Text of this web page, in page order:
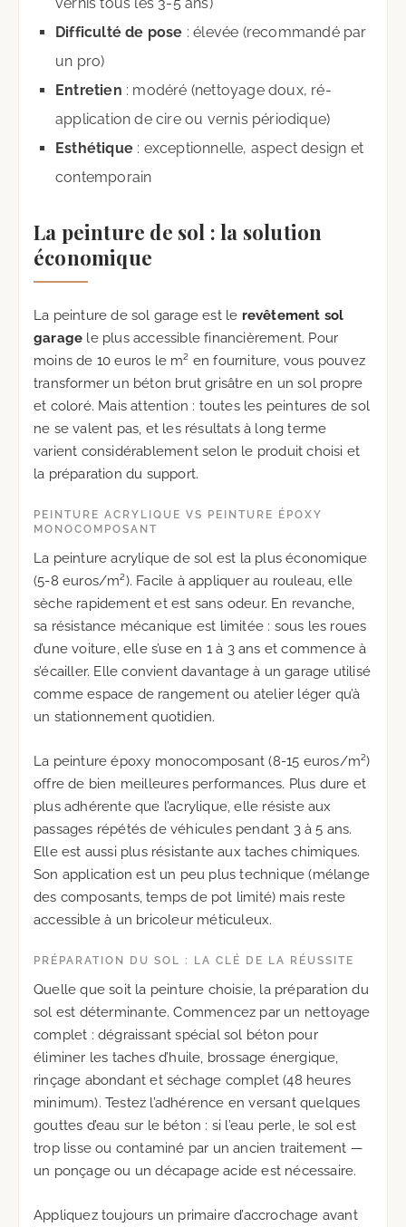
Difficulté de pose : élevée (recommandé par
un pro)
Entretien : modéré (nettoyage doux, ré-
application de cire ou vernis périodique)
Esthétique : exceptionnelle, aspect design et
contemporain
La peinture de sol : la solution
économique
La peinture de sol garage est le revêtement sol
garage le plus accessible financièrement. Pour
moins de 10 euros le m² en fourniture, vous pouvez
transformer un béton brut grisâtre en un sol propre
et coloré. Mais attention : toutes les peintures de sol
ne se valent pas, et les résultats à long terme
varient considérablement selon le produit choisi et
la préparation du support.
PEINTURE ACRYLIQUE VS PEINTURE ÉPOXY
MONOCOMPOSANT
La peinture acrylique de sol est la plus économique
(5-8 euros/m²). Facile à appliquer au rouleau, elle
sèche rapidement et est sans odeur. En revanche,
sa résistance mécanique est limitée : sous les roues
d’une voiture, elle s’use en 1 à 3 ans et commence à
s’écailler. Elle convient davantage à un garage utilisé
comme espace de rangement ou atelier léger qu’à
un stationnement quotidien.
La peinture époxy monocomposant (8-15 euros/m²)
offre de bien meilleures performances. Plus dure et
plus adhérente que l’acrylique, elle résiste aux
passages répétés de véhicules pendant 3 à 5 ans.
Elle est aussi plus résistante aux taches chimiques.
Son application est un peu plus technique (mélange
des composants, temps de pot limité) mais reste
accessible à un bricoleur méticuleux.
PRÉPARATION DU SOL : LA CLÉ DE LA RÉUSSITE
Quelle que soit la peinture choisie, la préparation du
sol est déterminante. Commencez par un nettoyage
complet : dégraissant spécial sol béton pour
éliminer les taches d’huile, brossage énergique,
rinçage abondant et séchage complet (48 heures
minimum). Testez l’adhérence en versant quelques
gouttes d’eau sur le béton : si l’eau perle, le sol est
trop lisse ou contaminé par un ancien traitement —
un ponçage ou un décapage acide est nécessaire.
Appliquez toujours un primaire d’accrochage avant